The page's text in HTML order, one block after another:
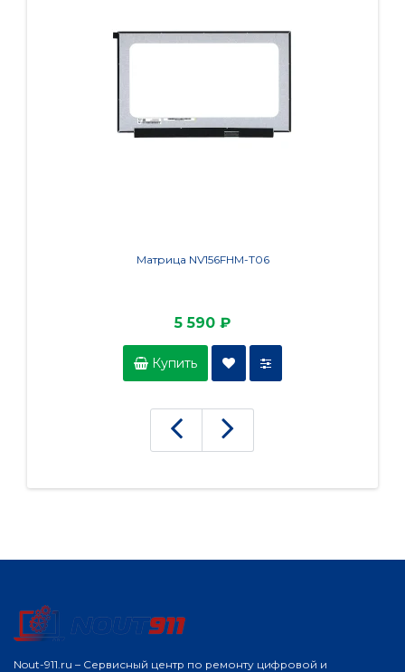
Матрица NV156FHM-T06
5 590 ₽
Купить
Nout-911.ru – Сервисный центр по ремонту цифровой и